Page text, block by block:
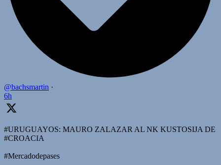
@bachsmartin ·
6h
#URUGUAYOS: MAURO ZALAZAR AL NK KUSTOSIJA DE
#CROACIA
#Mercadodepases